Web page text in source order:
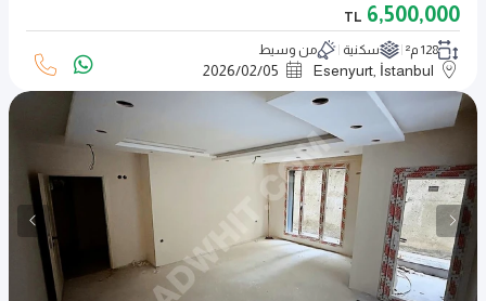
6,500,000
TL
128 م² سكنية من وسيط
Esenyurt, İstanbul
2026/02/05